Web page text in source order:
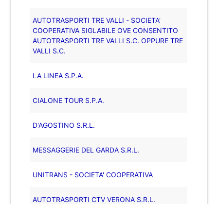
AUTOTRASPORTI TRE VALLI - SOCIETA'
COOPERATIVA SIGLABILE OVE CONSENTITO
AUTOTRASPORTI TRE VALLI S.C. OPPURE TRE
VALLI S.C.
LA LINEA S.P.A.
CIALONE TOUR S.P.A.
D'AGOSTINO S.R.L.
MESSAGGERIE DEL GARDA S.R.L.
UNITRANS - SOCIETA' COOPERATIVA
AUTOTRASPORTI CTV VERONA S.R.L.